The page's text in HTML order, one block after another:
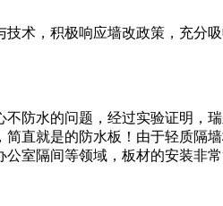
术，积极响应墙改政策，充分
防水的问题，经过实验证明，
直就是的防水板！由于轻质隔
室隔间等领域，板材的安装非